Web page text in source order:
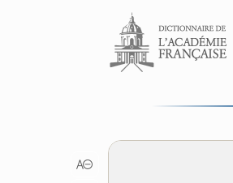
Aller au contenu